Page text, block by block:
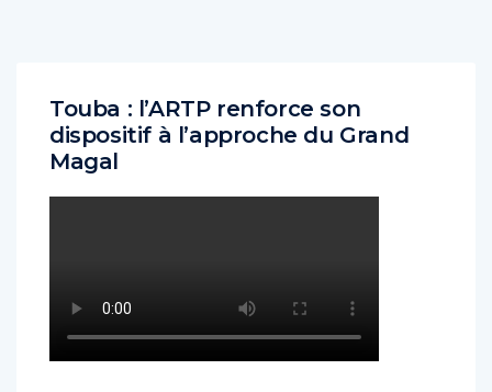
Touba : l’ARTP renforce son
dispositif à l’approche du Grand
Magal